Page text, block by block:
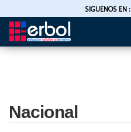
Pasar
SIGUENOS EN :
Nacional